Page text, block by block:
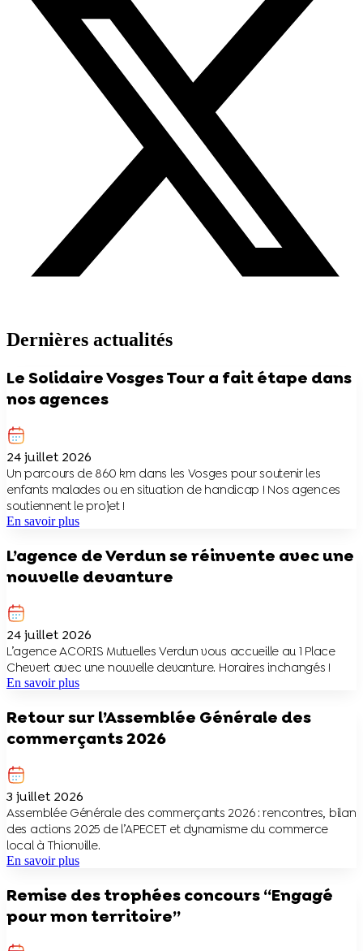
Dernières actualités
Le Solidaire Vosges Tour a fait étape dans
nos agences
24 juillet 2026
Un parcours de 860 km dans les Vosges pour soutenir les
enfants malades ou en situation de handicap ! Nos agences
soutiennent le projet !
En savoir plus
L’agence de Verdun se réinvente avec une
nouvelle devanture
24 juillet 2026
L’agence ACORIS Mutuelles Verdun vous accueille au 1 Place
Chevert avec une nouvelle devanture. Horaires inchangés !
En savoir plus
Retour sur l’Assemblée Générale des
commerçants 2026
3 juillet 2026
Assemblée Générale des commerçants 2026 : rencontres, bilan
des actions 2025 de l’APECET et dynamisme du commerce
local à Thionville.
En savoir plus
Remise des trophées concours “Engagé
pour mon territoire”